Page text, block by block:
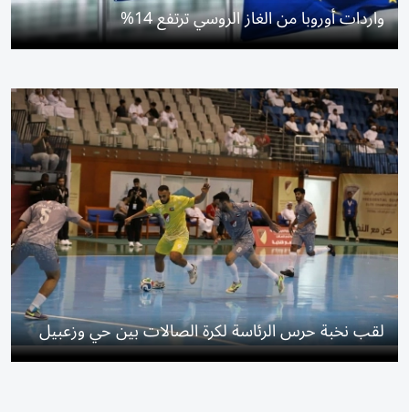
واردات أوروبا من الغاز الروسي ترتفع 14%
لقب نخبة حرس الرئاسة لكرة الصالات بين حي وزعبيل